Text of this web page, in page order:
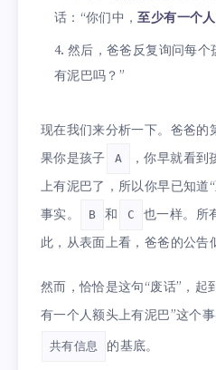
话：“你们中，至少有一个
然后，爸爸反复询问每个
有泥巴吗？”
现在我们来分析一下。爸爸的
果你是孩子
A ，你早就看到
上有泥巴了，所以你早已知道
事实。
B 和 C
也一样。所
此，从表面上看，爸爸的公告
然而，恰恰是这句“废话”，起
有一个人额头上有泥巴”这个
共有信息 的基底。